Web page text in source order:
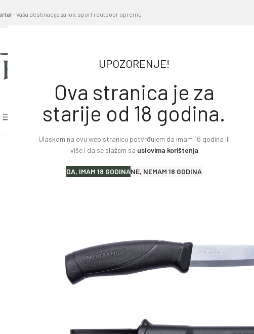
UPOZORENJE!
Ova stranica je za
starije od 18 godina.
Ulaskom na ovu web stranicu potvrđujem da imam 18 godina ili
više i da se slažem sa uslovima korištenja
DA, IMAM 18 GODINANE, NEMAM 18 GODINA
- Vaša destinacija za lov, sport i outdoor opremu
PRETRAŽITE KATEGORIJE POČETNA STRANICABLOG
Home »Proizvodi »Nož Morakniv – Crni